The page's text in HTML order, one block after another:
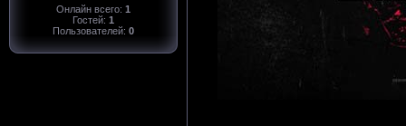
Онлайн всего: 1
Гостей: 1
Пользователей: 0